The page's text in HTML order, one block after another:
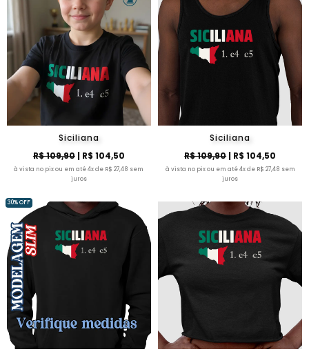
Siciliana
R$ 109,90| R$ 104,50
à vista no pix ou em até 4x de R$ 27,48 sem
juros
Siciliana
R$ 109,90| R$ 104,50
à vista no pix ou em até 4x de R$ 27,48 sem
juros
30% OFF